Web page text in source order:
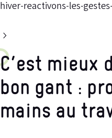
hiver-reactivons-les-
C’est mieux
bon gant :
mains au